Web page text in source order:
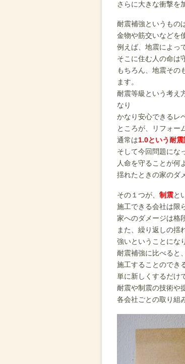
さらに大きな衝撃を
耐震補強というもの
金物や筋交いなどを
例えば、地震によっ
そこに住む人の命は
もちろん、地震その
ます。
耐震等級という考え
なり
かなり安心できるレ
ところが、リフォー
通常は1.0という耐
そして今回問題にな
人命を守ることが何
揺れたときの家のダ
その１つが、 制震と
施工できる会社は限
家へのダメージは格
また、繰り返しの揺
強いということにな
耐震補強に比べると
施工することのでき
単に新しくするだけ
耐震や制震の技術や
各会社ごとの取り組